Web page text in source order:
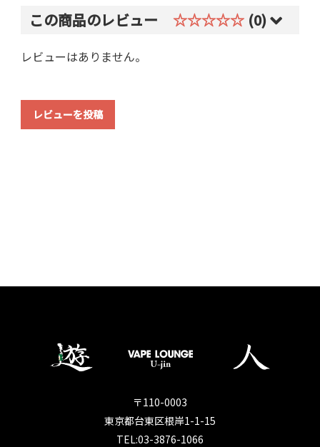
この商品のレビュー ☆☆☆☆☆ (0)
レビューはありません。
レビューを投稿
〒110-0003
東京都台東区根岸1-1-15
TEL:03-3876-1066